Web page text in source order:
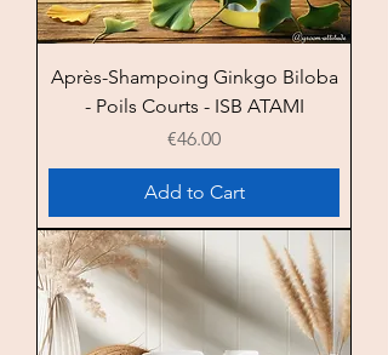
Après-Shampoing Ginkgo Biloba
- Poils Courts - ISB ATAMI
Price
€46.00
Add to Cart